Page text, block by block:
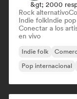
&gt; 2000
Rock alternativo
Indie folkIndie pop
Conectar a los
en vivo
Indie folk
Pop internacional